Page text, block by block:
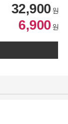
32,900 원
6,900 원